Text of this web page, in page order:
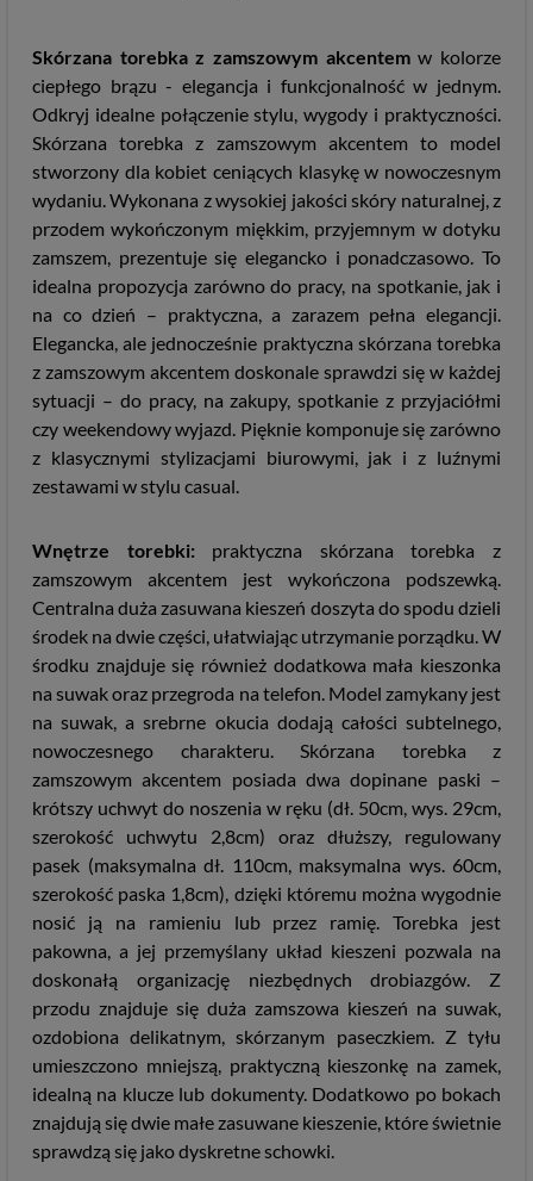
Skórzana torebka z zamszowym akcentemw kolorze
ciepłego brązu - elegancja i funkcjonalność w jednym.
Odkryj idealne połączenie stylu, wygody i praktyczności.
Skórzana torebka z zamszowym akcentem to model
stworzony dla kobiet ceniących klasykę w nowoczesnym
wydaniu. Wykonana z wysokiej jakości skóry naturalnej, z
przodem wykończonym miękkim, przyjemnym w dotyku
zamszem, prezentuje się elegancko i ponadczasowo. To
idealna propozycja zarówno do pracy, na spotkanie, jak i
na co dzień – praktyczna, a zarazem pełna elegancji.
Elegancka, ale jednocześnie praktyczna skórzana torebka
z zamszowym akcentem doskonale sprawdzi się w każdej
sytuacji – do pracy, na zakupy, spotkanie z przyjaciółmi
czy weekendowy wyjazd. Pięknie komponuje się zarówno
z klasycznymi stylizacjami biurowymi, jak i z luźnymi
zestawami w stylu casual.
Wnętrze torebki: praktyczna skórzana torebka z
zamszowym akcentem jest wykończona podszewką.
Centralna duża zasuwana kieszeń doszyta do spodu dzieli
środek na dwie części, ułatwiając utrzymanie porządku. W
środku znajduje się również dodatkowa mała kieszonka
na suwak oraz przegroda na telefon. Model zamykany jest
na suwak, a srebrne okucia dodają całości subtelnego,
nowoczesnego charakteru. Skórzana torebka z
zamszowym akcentem posiada dwa dopinane paski –
krótszy uchwyt do noszenia w ręku (dł. 50cm, wys. 29cm,
szerokość uchwytu 2,8cm) oraz dłuższy, regulowany
pasek (maksymalna dł. 110cm, maksymalna wys. 60cm,
szerokość paska 1,8cm), dzięki któremu można wygodnie
nosić ją na ramieniu lub przez ramię. Torebka jest
pakowna, a jej przemyślany układ kieszeni pozwala na
doskonałą organizację niezbędnych drobiazgów. Z
przodu znajduje się duża zamszowa kieszeń na suwak,
ozdobiona delikatnym, skórzanym paseczkiem. Z tyłu
umieszczono mniejszą, praktyczną kieszonkę na zamek,
idealną na klucze lub dokumenty. Dodatkowo po bokach
znajdują się dwie małe zasuwane kieszenie, które świetnie
sprawdzą się jako dyskretne schowki.